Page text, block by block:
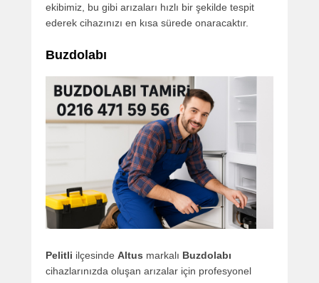
ekibimiz, bu gibi arızaları hızlı bir şekilde tespit
ederek cihazınızı en kısa sürede onaracaktır.
Buzdolabı
Pelitli ilçesinde Altus markalı Buzdolabı
cihazlarınızda oluşan arızalar için profesyonel